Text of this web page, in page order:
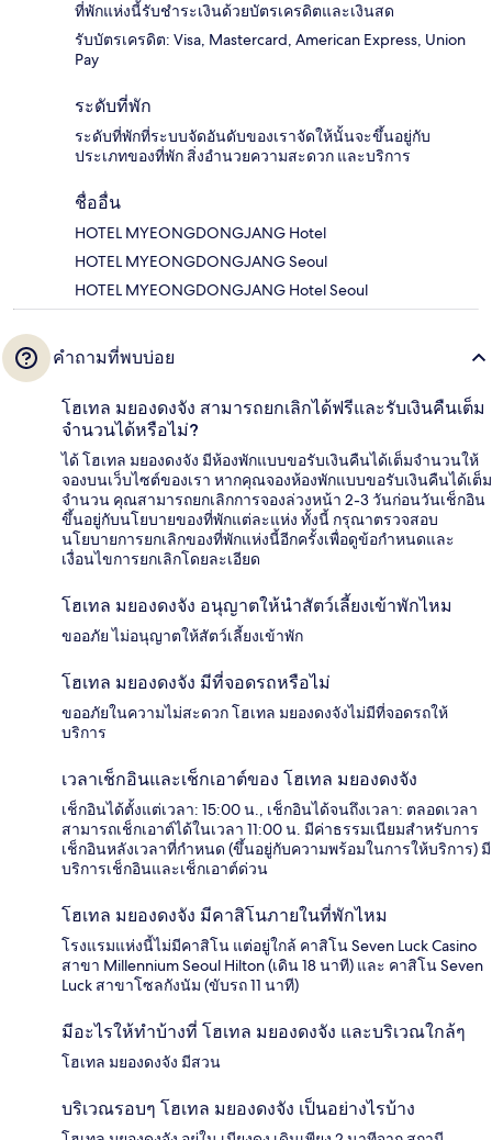
ที่พักแห่งนี้รับชำระเงินด้วยบัตรเครดิตและเงินสด
รับบัตรเครดิต: Visa, Mastercard, American Express, Union
Pay
ระดับที่พัก
ระดับที่พักที่ระบบจัดอันดับของเราจัดให้นั้นจะขึ้นอยู่กับ
ประเภทของที่พัก สิ่งอำนวยความสะดวก และบริการ
ชื่ออื่น
HOTEL MYEONGDONGJANG Hotel
HOTEL MYEONGDONGJANG Seoul
HOTEL MYEONGDONGJANG Hotel Seoul
คำถามที่พบบ่อย
โฮเทล มยองดงจัง สามารถยกเลิกได้ฟรีและรับเงินคืนเต็ม
จำนวนได้หรือไม่?
ได้ โฮเทล มยองดงจัง มีห้องพักแบบขอรับเงินคืนได้เต็มจำนวนให้
จองบนเว็บไซต์ของเรา หากคุณจองห้องพักแบบขอรับเงินคืนได้เต็ม
จำนวน คุณสามารถยกเลิกการจองล่วงหน้า 2-3 วันก่อนวันเช็กอิน
ขึ้นอยู่กับนโยบายของที่พักแต่ละแห่ง ทั้งนี้ กรุณาตรวจสอบ
นโยบายการยกเลิกของที่พักแห่งนี้อีกครั้งเพื่อดูข้อกำหนดและ
เงื่อนไขการยกเลิกโดยละเอียด
โฮเทล มยองดงจัง อนุญาตให้นำสัตว์เลี้ยงเข้าพักไหม
ขออภัย ไม่อนุญาตให้สัตว์เลี้ยงเข้าพัก
โฮเทล มยองดงจัง มีที่จอดรถหรือไม่
ขออภัยในความไม่สะดวก โฮเทล มยองดงจังไม่มีที่จอดรถให้
บริการ
เวลาเช็กอินและเช็กเอาต์ของ โฮเทล มยองดงจัง
เช็กอินได้ตั้งแต่เวลา: 15:00 น., เช็กอินได้จนถึงเวลา: ตลอดเวลา
สามารถเช็กเอาต์ได้ในเวลา 11:00 น. มีค่าธรรมเนียมสำหรับการ
เช็กอินหลังเวลาที่กำหนด (ขึ้นอยู่กับความพร้อมในการให้บริการ) มี
บริการเช็กอินและเช็กเอาต์ด่วน
โฮเทล มยองดงจัง มีคาสิโนภายในที่พักไหม
โรงแรมแห่งนี้ไม่มีคาสิโน แต่อยู่ใกล้ คาสิโน Seven Luck Casino
สาขา Millennium Seoul Hilton (เดิน 18 นาที) และ คาสิโน Seven
Luck สาขาโซลกังนัม (ขับรถ 11 นาที)
มีอะไรให้ทำบ้างที่ โฮเทล มยองดงจัง และบริเวณใกล้ๆ
โฮเทล มยองดงจัง มีสวน
บริเวณรอบๆ โฮเทล มยองดงจัง เป็นอย่างไรบ้าง